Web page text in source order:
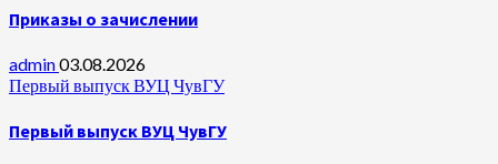
Приказы о зачислении
admin03.08.2026
Первый выпуск ВУЦ ЧувГУ
Первый выпуск ВУЦ ЧувГУ